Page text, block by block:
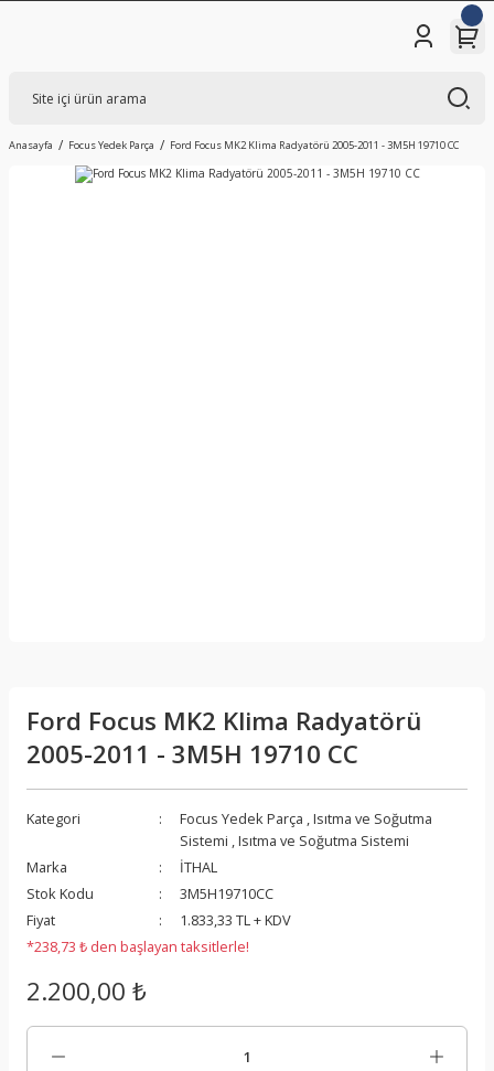
Anasayfa Focus Yedek Parça Ford Focus MK2 Klima Radyatörü 2005-2011 - 3M5H 19710 CC
Ford Focus MK2 Klima Radyatörü
2005-2011 - 3M5H 19710 CC
Kategori Focus Yedek Parça ,Isıtma ve Soğutma
Sistemi ,Isıtma ve Soğutma Sistemi
Marka
İTHAL
Stok Kodu
3M5H19710CC
Fiyat
1.833,33 TL + KDV
*238,73 ₺ den başlayan taksitlerle!
2.200,00 ₺